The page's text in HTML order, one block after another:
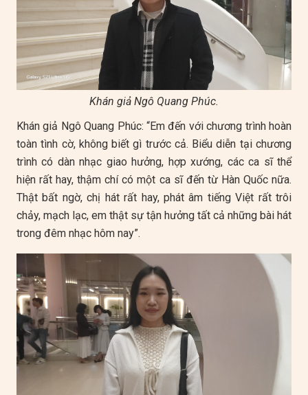
Khán giả Ngô Quang Phúc.
Khán giả Ngô Quang Phúc: “Em đến với chương trình hoàn
toàn tình cờ, không biết gì trước cả. Biểu diễn tại chương
trình có dàn nhạc giao hưởng, hợp xướng, các ca sĩ thể
hiện rất hay, thậm chí có một ca sĩ đến từ Hàn Quốc nữa.
Thật bất ngờ, chị hát rất hay, phát âm tiếng Việt rất trôi
chảy, mạch lạc, em thật sự tận hưởng tất cả những bài hát
trong đêm nhạc hôm nay”.